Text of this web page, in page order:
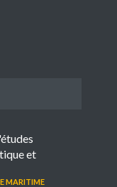
et
MARITIME